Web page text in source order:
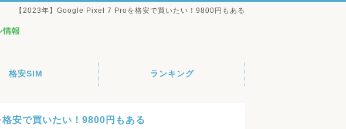
【2023年】Google Pixel 7 Proを格安で買いたい！9800円もある
格安SIM ランキング
安で買いたい！9800円もある